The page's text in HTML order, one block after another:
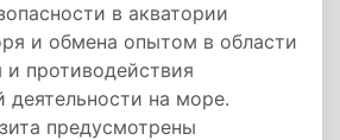
в акватории
и обмена опытом в области
противодействия
деятельности на море.
предусмотрены